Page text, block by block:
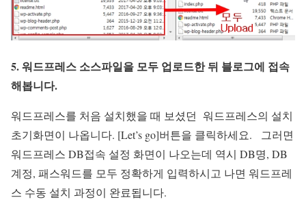
5. 워드프레스 소스파일을 모두 업로드한 뒤 블로그에 접속
해봅니다.
워드프레스를 처음 설치했을 때 보셨던 워드프레스의 설치
초기화면이 나옵니다. [Let’s go]버튼을 클릭하세요. 그러면
워드프레스 DB접속 설정 화면이 나오는데 역시 DB명, DB
계정, 패스워드를 모두 정확하게 입력하시고 나면 워드프레
스 수동 설치 과정이 완료됩니다.